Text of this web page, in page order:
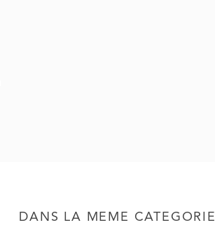
DANS LA MÊME CATÉGORIE